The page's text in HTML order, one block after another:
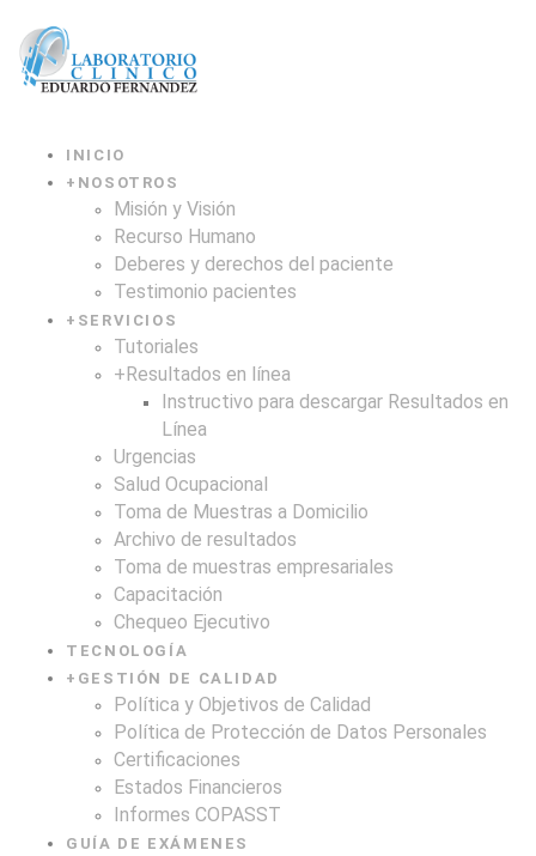
INICIO
+ NOSOTROS
Misión y Visión
Recurso Humano
Deberes y derechos del paciente
Testimonio pacientes
+ SERVICIOS
Tutoriales
+Resultados en línea
Instructivo para descargar Resultados en
Línea
Urgencias
Salud Ocupacional
Toma de Muestras a Domicilio
Archivo de resultados
Toma de muestras empresariales
Capacitación
Chequeo Ejecutivo
TECNOLOGÍA
+ GESTIÓN DE CALIDAD
Política y Objetivos de Calidad
Política de Protección de Datos Personales
Certificaciones
Estados Financieros
Informes COPASST
GUÍA DE EXÁMENES